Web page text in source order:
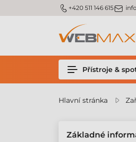
m_phone +420 511 146 615m_email
Přístroje &
Hlavní stránka
Základné